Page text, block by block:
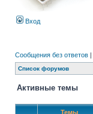
Вход
Сообщения без ответов |
Список форумов
Активные темы
Темы